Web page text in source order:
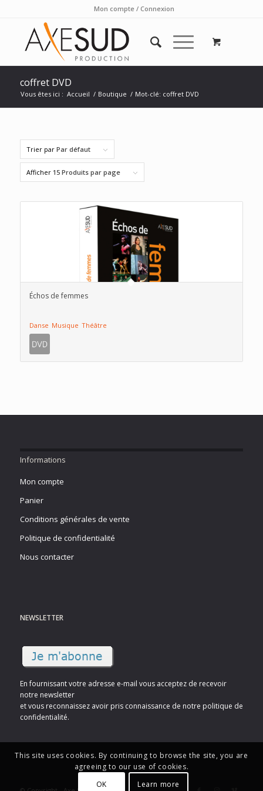
Mon compte / Connexion
coffret DVD
Vous êtes ici : Accueil / Boutique / Mot-clé: coffret DVD
Trier par Par défaut
Afficher 15 Produits par page
Échos de femmes
Danse Musique Théâtre
Informations
Mon compte
Panier
Conditions générales de vente
Politique de confidentialité
Nous contacter
NEWSLETTER
En fournissant votre adresse e-mail vous acceptez de recevoir
notre newsletter
et vous reconnaissez avoir pris connaissance de notre politique de
confidentialité.
This site uses cookies. By continuing to browse the site, you are
agreeing to our use of cookies.
OK
Learn more